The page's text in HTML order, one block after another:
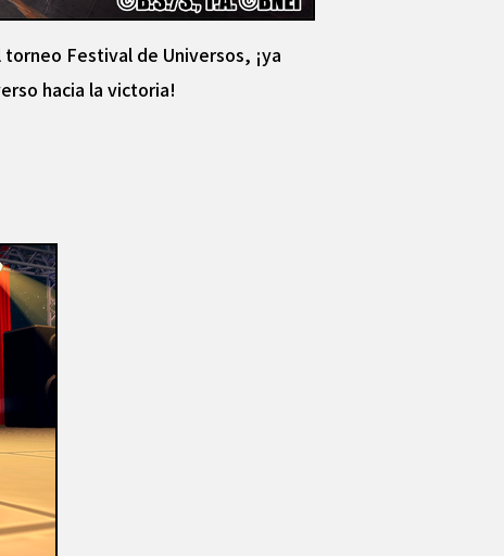
Festival de Universos, ¡ya
hacia la victoria!